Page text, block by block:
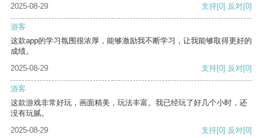
2025-08-29 支持[0] 反对[0]
游客
这款app的学习氛围很浓厚，能够激励我不断学习，让我能够取得更好的
成绩。
2025-08-29
支持[0] 反对[0]
游客
这款游戏非常好玩，画面精美，玩法丰富。我已经玩了好几个小时，还
没有玩腻。
2025-08-29
支持[0] 反对[0]